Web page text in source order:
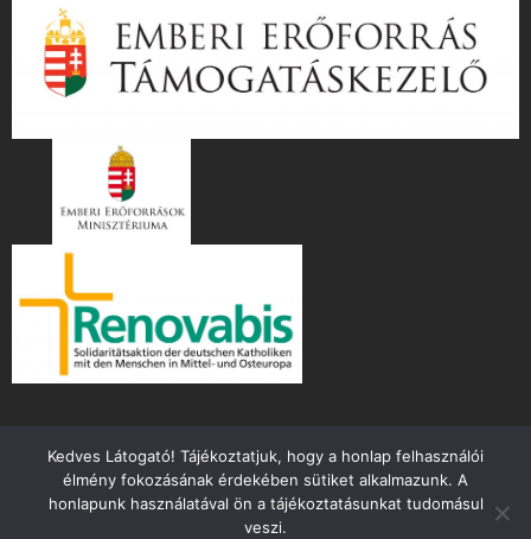
Copyright ©2026 mente.hu
Kedves Látogató! Tájékoztatjuk, hogy a honlap felhasználói
élmény fokozásának érdekében sütiket alkalmazunk. A
honlapunk használatával ön a tájékoztatásunkat tudomásul
veszi.